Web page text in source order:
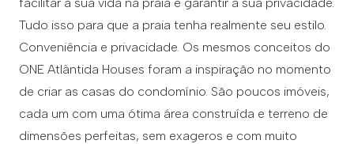
Tudo isso para que a praia tenha realmente seu estilo.
Conveniência e privacidade. Os mesmos conceitos do
ONE Atlântida Houses foram a inspiração no momento
de criar as casas do condomínio. São poucos imóveis,
cada um com uma ótima área construída e terreno de
dimensões perfeitas, sem exageros e com muito